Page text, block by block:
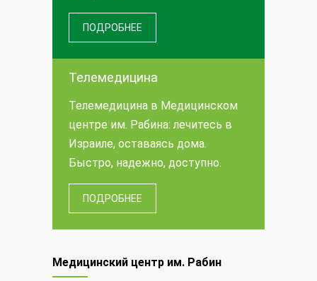
ПОДРОБНЕЕ
Телемедицина
Телемедицина в Медицинском
центре им. Рабина: лечитесь в
Израиле, оставаясь дома.
Быстро, надежно, доступно.
ПОДРОБНЕЕ
Медицинский центр им. Рабин